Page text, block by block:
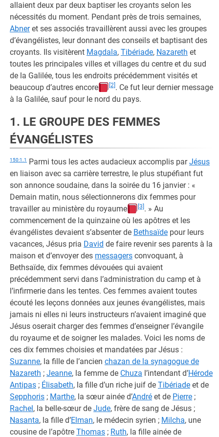
allaient deux par deux baptiser les croyants selon les
nécessités du moment. Pendant près de trois semaines,
Abneret ses associés travaillèrent aussi avec les groupes
d’évangélistes, leur donnant des conseils et baptisant des
croyants. Ils visitèrent Magdala, Tibériade, Nazareth et
toutes les principales villes et villages du centre et du sud
de la Galilée, tous les endroits précédemment visités et
beaucoup d’autres encore
[2] . Ce fut leur dernier message
à la Galilée, sauf pour le nord du pays.
1. LE GROUPE DES FEMMES
ÉVANGÉLISTES
150:1.1 Parmi tous les actes audacieux accomplis parJésus
en liaison avec sa carrière terrestre, le plus stupéfiant fut
son annonce soudaine, dans la soirée du 16 janvier : «
Demain matin, nous sélectionnerons dix femmes pour
travailler au ministère du royaume
[3] . » Au
commencement de la quinzaine où les apôtres et les
évangélistes devaient s’absenter de Bethsaïde pour leurs
vacances, Jésus pria David de faire revenir ses parents à la
maison et d’envoyer des messagers convoquant, à
Bethsaïde, dix femmes dévouées qui avaient
précédemment servi dans l’administration du camp et à
l’infirmerie dans les tentes. Ces femmes avaient toutes
écouté les leçons données aux jeunes évangélistes, mais
jamais ni elles ni leurs instructeurs n’avaient imaginé que
Jésus oserait charger des femmes d’enseigner l’évangile
du royaume et de soigner les malades. Voici les noms de
ces dix femmes choisies et mandatées par Jésus :
Suzanne, la fille de l’ancien chazan de la synagogue de
Nazareth ; Jeanne, la femme de Chuza l’intendant d’Hérode
Antipas ; Élisabeth, la fille d’un riche juif de Tibériade et de
Sepphoris ; Marthe, la sœur ainée d’André et de Pierre ;
Rachel, la belle-sœur de Jude, frère de sang de Jésus ;
Nasanta, la fille d’Elman, le médecin syrien ; Milcha, une
cousine de l’apôtre Thomas ; Ruth, la fille ainée de